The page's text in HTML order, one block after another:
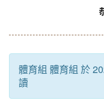
體育組 體育組 於
讀